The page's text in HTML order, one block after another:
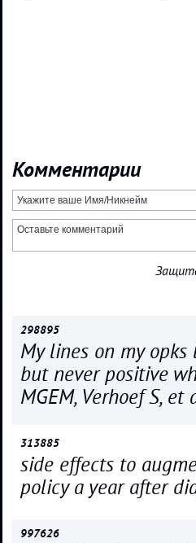
Комментарии
298895
My lines on my
but never positive
MGEM, Verhoef S, et
313885
side effects to
policy a year after
997626